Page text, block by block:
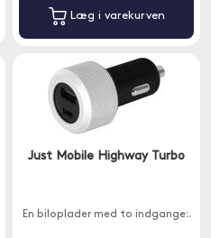
Læg i varekurven
Just Mobile Highway Turbo
En biloplader med to indgange:.